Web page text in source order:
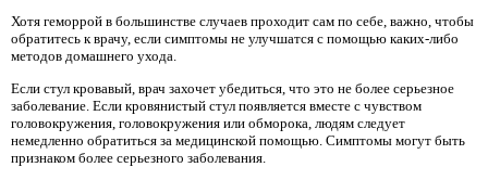
Хотя геморрой в большинстве случаев проходит сам по себе, важно, чтобы
обратитесь к врачу, если симптомы не улучшатся с помощью каких-либо
методов домашнего ухода.
Если стул кровавый, врач захочет убедиться, что это не более серьезное
заболевание. Если кровянистый стул появляется вместе с чувством
головокружения, головокружения или обморока, людям следует
немедленно обратиться за медицинской помощью. Симптомы могут быть
признаком более серьезного заболевания.